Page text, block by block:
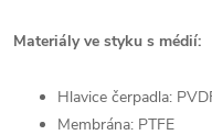
Materiály ve styku s médií:
Hlavice čerpadla:
Membrána: PTFE